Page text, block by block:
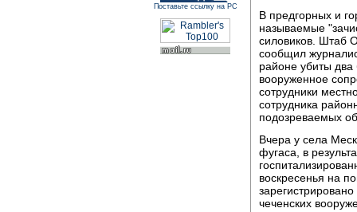
Поставьте ссылку на РС
В предгорных и
называемые
силовиков. Штаб
сообщил
районе убиты два
вооруженное
сотрудники
сотрудника
подозреваемых
Вчера у села
фугаса, в
воскресенья на
чеченских